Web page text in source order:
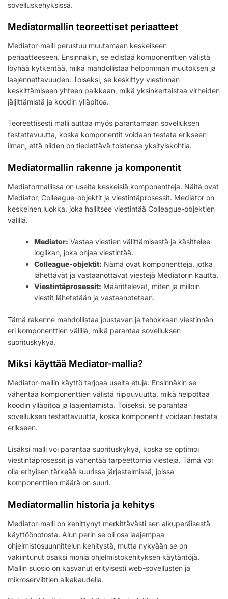
sovelluskehyksissä.
Mediatormallin teoreettiset periaatteet
Mediator-malli perustuu muutamaan keskeiseen
periaatteeseen. Ensinnäkin, se edistää komponenttien välistä
löyhää kytkentää, mikä mahdollistaa helpomman muutoksen ja
laajennettavuuden. Toiseksi, se keskittyy viestinnän
keskittämiseen yhteen paikkaan, mikä yksinkertaistaa virheiden
jäljittämistä ja koodin ylläpitoa.
Teoreettisesti malli auttaa myös parantamaan sovelluksen
testattavuutta, koska komponentit voidaan testata erikseen
ilman, että niiden on tiedettävä toistensa yksityiskohtia.
Mediatormallin rakenne ja komponentit
Mediatormallissa on useita keskeisiä komponentteja. Näitä ovat
Mediator, Colleague-objektit ja viestintäprosessit. Mediator on
keskeinen luokka, joka hallitsee viestintää Colleague-objektien
välillä.
Mediator: Vastaa viestien välittämisestä ja käsittelee
logiikan, joka ohjaa viestintää.
Colleague-objektit: Nämä ovat komponentteja, jotka
lähettävät ja vastaanottavat viestejä Mediatorin kautta.
Viestintäprosessit: Määrittelevät, miten ja milloin
viestit lähetetään ja vastaanotetaan.
Tämä rakenne mahdollistaa joustavan ja tehokkaan viestinnän
eri komponenttien välillä, mikä parantaa sovelluksen
suorituskykyä.
Miksi käyttää Mediator-mallia?
Mediator-mallin käyttö tarjoaa useita etuja. Ensinnäkin se
vähentää komponenttien välistä riippuvuutta, mikä helpottaa
koodin ylläpitoa ja laajentamista. Toiseksi, se parantaa
sovelluksen testattavuutta, koska komponentit voidaan testata
erikseen.
Lisäksi malli voi parantaa suorituskykyä, koska se optimoi
viestintäprosessit ja vähentää tarpeettomia viestejä. Tämä voi
olla erityisen tärkeää suurissa järjestelmissä, joissa
komponenttien määrä on suuri.
Mediatormallin historia ja kehitys
Mediator-malli on kehittynyt merkittävästi sen alkuperäisestä
käyttöönotosta. Alun perin se oli osa laajempaa
ohjelmistosuunnittelun kehitystä, mutta nykyään se on
vakiintunut osaksi monia ohjelmistokehityksen käytäntöjä.
Mallin suosio on kasvanut erityisesti web-sovellusten ja
mikroserviittien aikakaudella.